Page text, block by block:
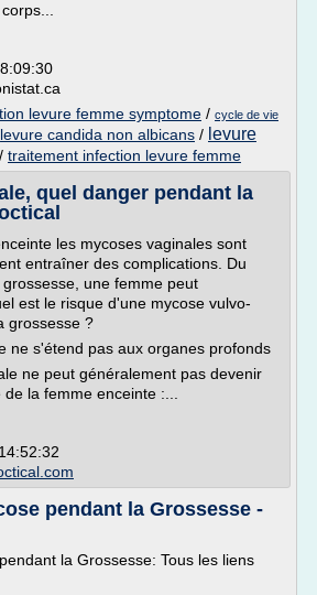
levure femme symptome / cycle de vie
levure candida non albicans / levure
/ traitement infection levure femme
quel danger pendant la
les mycoses vaginales sont
entraîner des complications. Du
une femme peut
est le risque d'une mycose vulvo-
grossesse ?
ne s'étend pas aux organes profonds
ne peut généralement pas devenir
la femme enceinte :...
pendant la Grossesse -
la Grossesse: Tous les liens